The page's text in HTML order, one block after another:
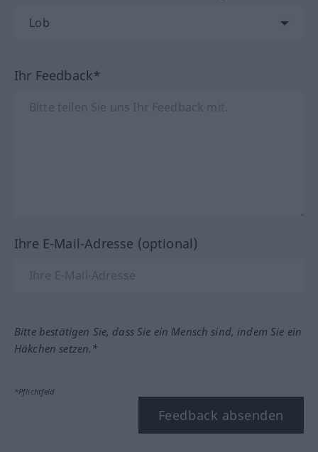
Ihr Feedback*
Ihre E-Mail-Adresse (optional)
Bitte bestätigen Sie, dass Sie ein Mensch sind, indem Sie ein
Häkchen setzen.*
*Pflichtfeld
Feedback absenden